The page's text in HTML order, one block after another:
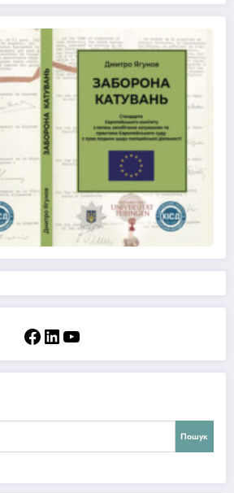
Facebook
LinkedIn
YouTube
Пошук